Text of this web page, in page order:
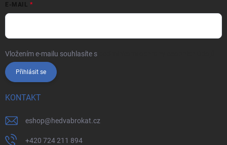
E-MAIL
Vložením e-mailu souhlasíte s
Přihlásit se
KONTAKT
eshop@hedvabrokat.cz
+420 724 211 894